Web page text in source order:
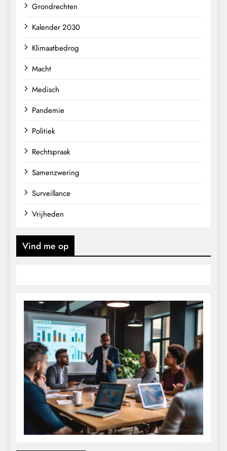
Grondrechten
Kalender 2030
Klimaatbedrog
Macht
Medisch
Pandemie
Politiek
Rechtspraak
Samenzwering
Surveillance
Vrijheden
Vind me op